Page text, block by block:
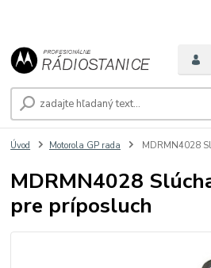
Úvod Motorola GP rada MDRMN4028
MDRMN4028
pre príposluch